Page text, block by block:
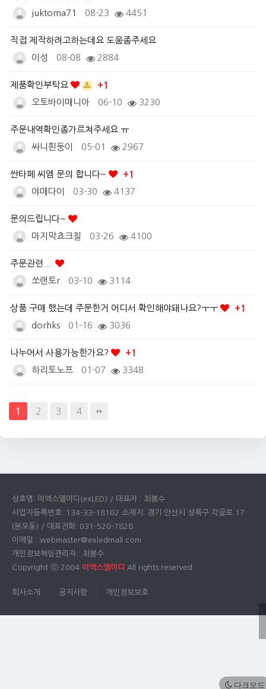
juktoma71
08-23 4451
직접 제작하려고하는데요 도움좀주세요
이성
08-08 2884
제품확인부탁요
+1
오토바이매니아
06-10 3230
주문내역확인좀가르쳐주세요.ㅠ
싸니흰둥이
05-01 2967
싼타페 씨엠 문의 합니다~
+1
야매다이
03-30 4137
문의드립니다~
마지막쵸크칠
03-26 4100
주문관련....
쏘랜토r
03-10 3114
상품 구매 했는데 주문한거 어디서 확인해야돼나요?ㅜㅜ
+1
dorhks
01-16 3036
나누어서 사용가능한가요?
+1
하리토노프
01-07 3348
1 2 3 4
상호명: 이엑스엘이디(exLED) / 대표자 : 최봉수
사업자등록번호: 134-33-18102 소재지: 경기 안산시 상록구 각골로 17
(본오동) / 대표전화: 031-520-7828
이메일 : webmaster@exledmall.com
개인정보책임관리자 : 최봉수
Copyright ⓒ 2004 이엑스엘이디 All rights reserved
회사소개 공지사항 개인정보보호